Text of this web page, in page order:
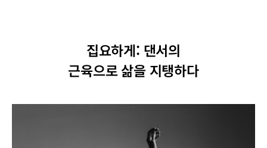
집요하게: 댄서의
근육으로 삶을 지탱하다